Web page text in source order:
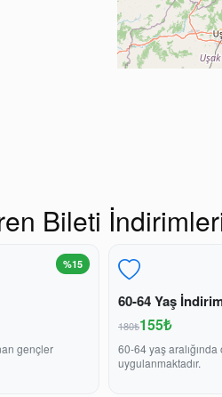
Bileti
%15
gençler
60-64 Yaş
180₺155₺
60-64 yaş
uygulanmaktadır.